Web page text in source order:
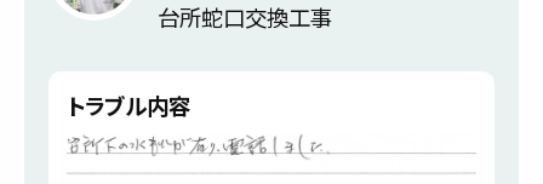
台所蛇口交換工事
トラブル内容